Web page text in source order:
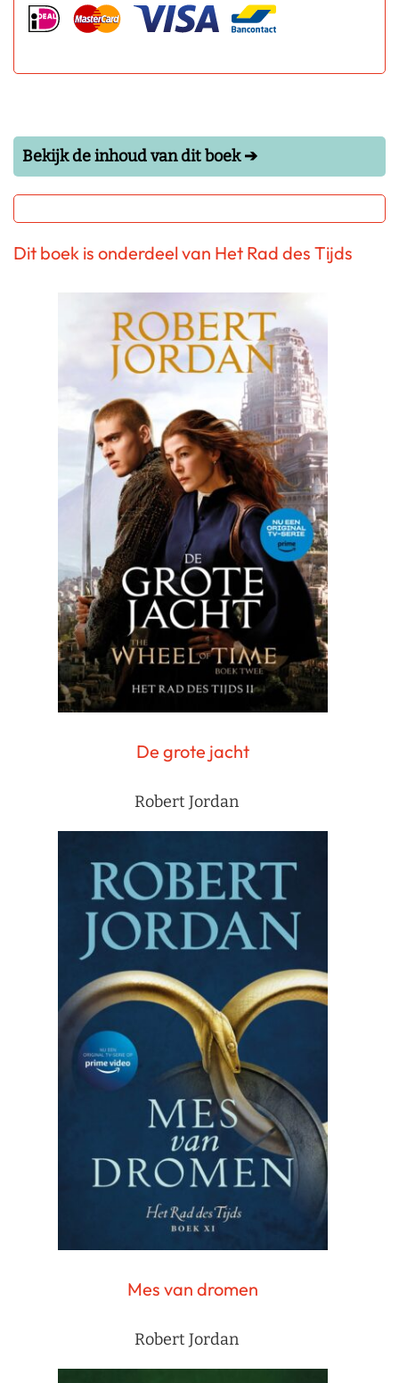
Bekijk de inhoud van dit boek ➔
Dit boek is onderdeel van Het Rad des Tijds
De grote jacht
Robert Jordan
Mes van dromen
Robert Jordan